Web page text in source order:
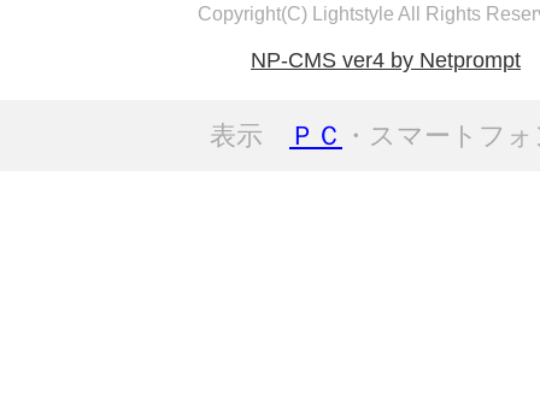
Copyright(C) Lightstyle All Rights
NP-CMS ver4 by Netprompt
表示 ＰＣ ・スマートフ